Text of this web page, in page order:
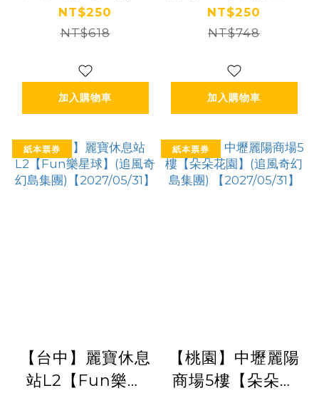
市】(追風奇幻島
集團)
NT$250
NT$618
加入購物車
記】(追風奇幻島
集團)
NT$250
NT$748
加入購物車
紙本票券
【台中】麗寶休息
站L2【Fun樂星
紙本票券
【桃園】中壢麗陽
商場5樓【朵朵花